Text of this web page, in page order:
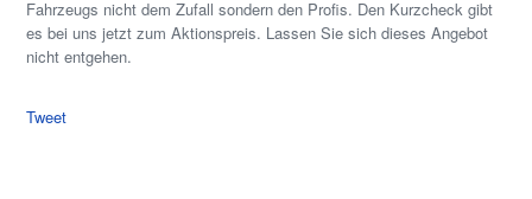
Fahrzeugs nicht dem Zufall sondern den Profis. Den Kurzcheck gibt
es bei uns jetzt zum Aktionspreis. Lassen Sie sich dieses Angebot
nicht entgehen.
Tweet